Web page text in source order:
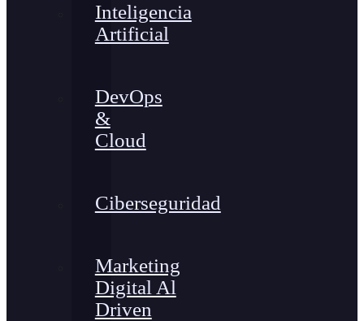
Inteligencia
Artificial
DevOps
&
Cloud
Ciberseguridad
Marketing
Digital Al
Driven